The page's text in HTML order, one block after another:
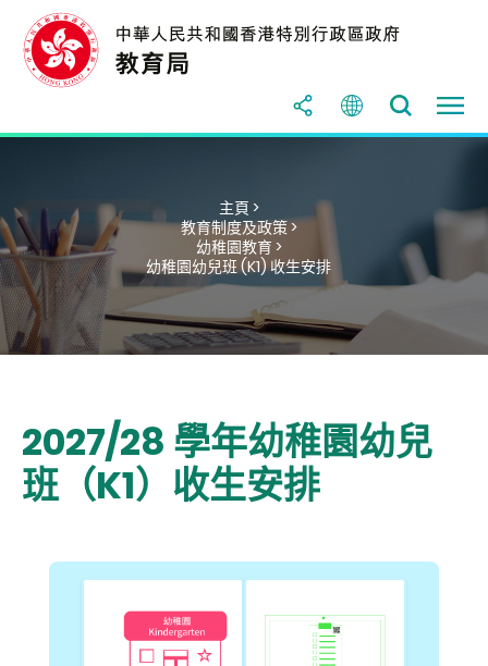
主頁 >
教育制度及政策 >
幼稚園教育 >
幼稚園幼兒班 (K1) 收生安排
2027/28 學年幼稚園幼兒
班（K1）收生安排